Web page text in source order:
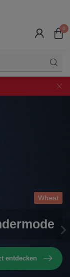
0
Neu eingetroffen
Reima